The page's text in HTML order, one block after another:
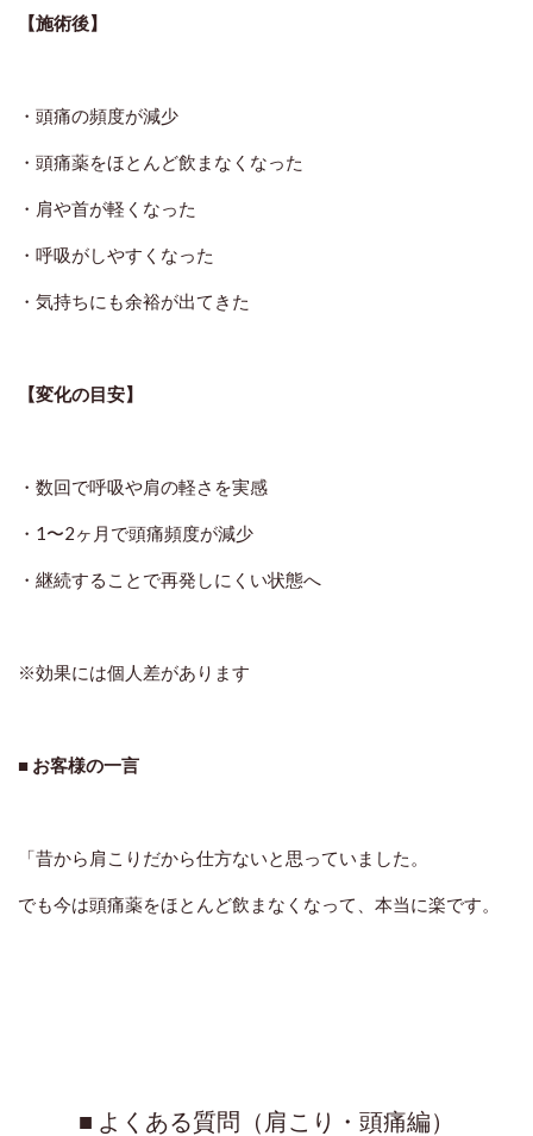
【施術後】
・頭痛の頻度が減少
・頭痛薬をほとんど飲まなくなった
・肩や首が軽くなった
・呼吸がしやすくなった
・気持ちにも余裕が出てきた
【変化の目安】
・数回で呼吸や肩の軽さを実感
・1〜2ヶ月で頭痛頻度が減少
・継続することで再発しにくい状態へ
※効果には個人差があります
■ お客様の一言
「昔から肩こりだから仕方ないと思っていました。
でも今は頭痛薬をほとんど飲まなくなって、本当に楽です。
■ よくある質問（肩こり・頭痛編）